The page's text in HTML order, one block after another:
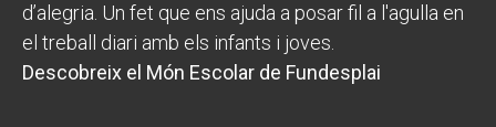
d’alegria. Un fet que ens ajuda a posar fil a l'agulla en
el treball diari amb els infants i joves.
Descobreix el Món Escolar de Fundesplai